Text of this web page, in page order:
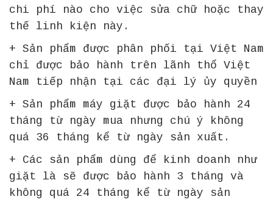
chi phí nào cho việc sửa chữ hoặc thay
thế linh kiện này.
+ Sản phẩm được phân phối tại Việt Nam
chỉ được bảo hành trên lãnh thổ Việt
Nam tiếp nhận tại các đại lý ủy quyền
+ Sản phẩm máy giặt được bảo hành 24
tháng từ ngày mua nhưng chú ý không
quá 36 tháng kể từ ngày sản xuất.
+ Các sản phẩm dùng để kinh doanh như
giặt là sẽ được bảo hành 3 tháng và
không quá 24 tháng kể từ ngày sản